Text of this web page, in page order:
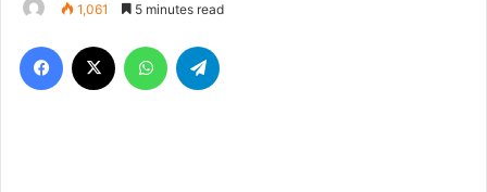
1,061 5 minutes read
Facebook WhatsApp